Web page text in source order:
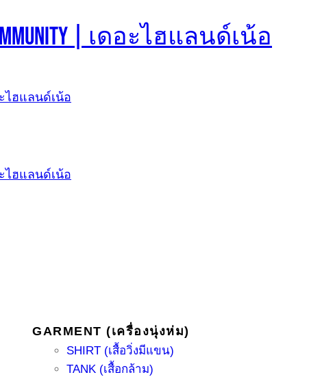
Community | เดอะไฮแลนด์เน้อ
GARMENT (เครื่องนุ่งห่ม)
SHIRT (เสื้อวิ่งมีแขน)
TANK (เสื้อกล้าม)